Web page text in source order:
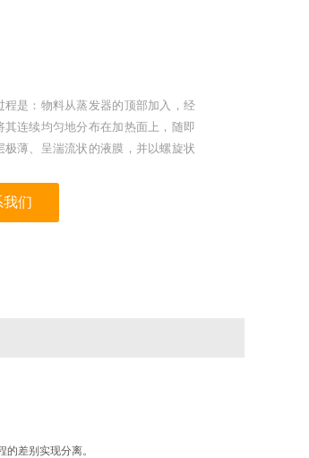
程是：物料从蒸发器的顶部加入，经
其连续均匀地分布在加热面上，随即
极薄、呈湍流状的液膜，并以螺旋状
我们
差别实现分离。